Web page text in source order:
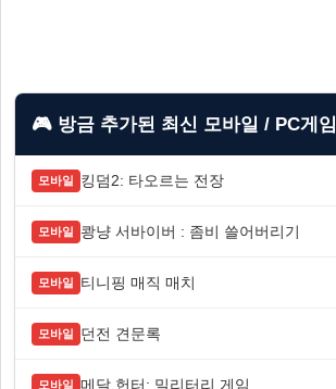
🎮 방금 추가된 최신 모바일 / PC게임
모바일 킹덤2: 타오르는 전장
모바일 쾅냥 서바이버 : 좀비 쓸어버리기
모바일 티니핑 매직 매치
모바일 던전 견문록
모바일 메달 헌터: 밀리터리 게임